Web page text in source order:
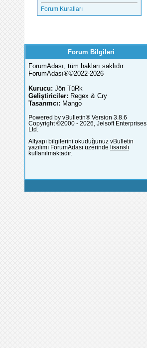
Forum Kuralları
Forum Bilgileri
ForumAdası, tüm hakları saklıdır.
ForumAdası®©2022-2026
Kurucu: Jön TüRk
Geliştiriciler: Regex & Cry
Tasarımcı: Mango
Powered by vBulletin® Version 3.8.6
Copyright ©2000 - 2026, Jelsoft Enterprises
Ltd.
Altyapı bilgilerini okuduğunuz vBulletin
yazılımı ForumAdası üzerinde lisanslı
kullanılmaktadır.